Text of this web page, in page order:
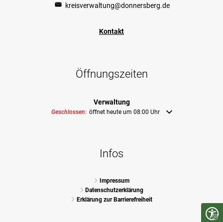
kreisverwaltung@donnersberg.de
Kontakt
Öffnungszeiten
Verwaltung
Klicken, um weitere Öffnungs- oder Schließzeiten auszublenden
Geschlossen: öffnet heute um 08:00 Uhr
Infos
Impressum
Datenschutzerklärung
Erklärung zur Barrierefreiheit
Seite